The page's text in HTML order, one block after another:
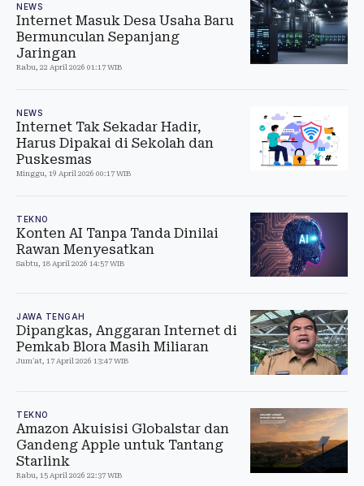
NEWS
Internet Masuk Desa Usaha Baru
Bermunculan Sepanjang
Jaringan
Rabu, 22 April 2026 01:17 WIB
NEWS
Internet Tak Sekadar Hadir,
Harus Dipakai di Sekolah dan
Puskesmas
Minggu, 19 April 2026 00:17 WIB
TEKNO
Konten AI Tanpa Tanda Dinilai
Rawan Menyesatkan
Sabtu, 18 April 2026 14:57 WIB
JAWA TENGAH
Dipangkas, Anggaran Internet di
Pemkab Blora Masih Miliaran
Jum'at, 17 April 2026 13:47 WIB
TEKNO
Amazon Akuisisi Globalstar dan
Gandeng Apple untuk Tantang
Starlink
Rabu, 15 April 2026 22:37 WIB